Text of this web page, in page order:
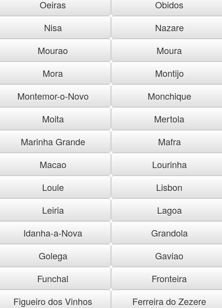
Oeiras
Obidos
Nisa
Nazare
Mourao
Moura
Mora
Montijo
Montemor-o-Novo
Monchique
Moita
Mertola
Marinha Grande
Mafra
Macao
Lourinha
Loule
Lisbon
Leiria
Lagoa
Idanha-a-Nova
Grandola
Golega
Gaviao
Funchal
Fronteira
Figueiro dos Vinhos
Ferreira do Zezere